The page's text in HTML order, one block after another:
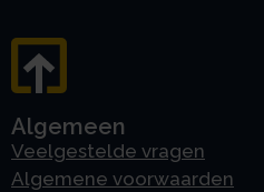
Algemeen
Veelgestelde vragen
Algemene voorwaarden